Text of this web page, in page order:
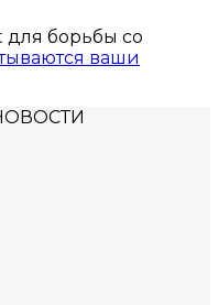
для борьбы со
ваши